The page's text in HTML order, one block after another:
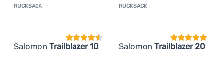
RUCKSACK
Salomon Trailblazer 10
KundenbewertungRUCKSACK
Salomon Trailblazer 20